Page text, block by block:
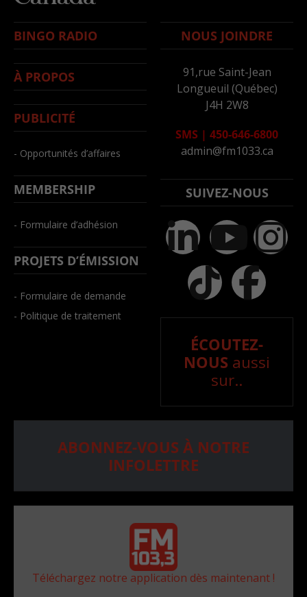
BINGO RADIO
À PROPOS
PUBLICITÉ
- Opportunités d’affaires
MEMBERSHIP
- Formulaire d’adhésion
PROJETS D’ÉMISSION
- Formulaire de demande
- Politique de traitement
NOUS JOINDRE
91,rue Saint-Jean
Longueuil (Québec)
J4H 2W8
SMS | 450-646-6800
admin@fm1033.ca
SUIVEZ-NOUS
ÉCOUTEZ-
NOUS aussi
sur..
ABONNEZ-VOUS À NOTRE
INFOLETTRE
Téléchargez notre application dès maintenant !